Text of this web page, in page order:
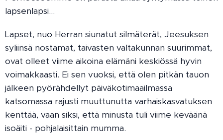
lapsenlapsi...
Lapset, nuo Herran siunatut silmäterät, Jeesuksen
syliinsä nostamat, taivasten valtakunnan suurimmat,
ovat olleet viime aikoina elämäni keskiössä hyvin
voimakkaasti. Ei sen vuoksi, että olen pitkän tauon
jälkeen pyörähdellyt päiväkotimaailmassa
katsomassa rajusti muuttunutta varhaiskasvatuksen
kenttää, vaan siksi, että minusta tuli viime keväänä
isoäiti - pohjalaisittain mumma.